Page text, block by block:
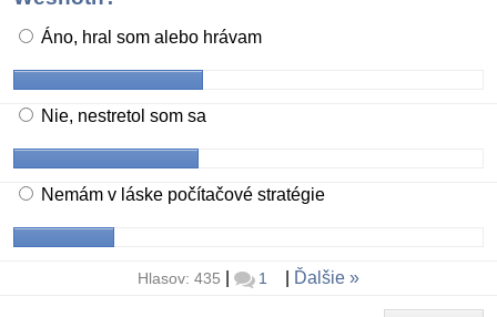
Áno, hral som alebo hrávam
Nie, nestretol som sa
Nemám v láske počítačové stratégie
Hlasov: 435 1 Ďalšie